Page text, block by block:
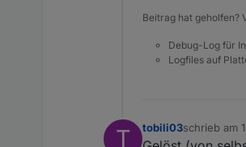
Beitrag hat geholfen?
Debug-Log für
Logfiles auf
T tobili03schrieb am
zuletzt